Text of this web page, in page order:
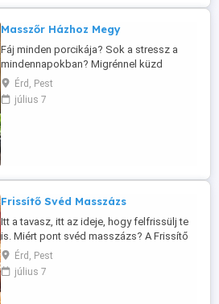
Masszőr Házhoz Megy
Fáj minden porcikája? Sok a stressz a
mindennapokban? Migrénnel küzd
rendszeresen? Szeretne masszíroztatni,
de nem jut el masszázs szalonba?
Természetesen van lehetőség, hogy az
Érd, Pest
július 7
Frissítő Svéd Masszázs
Itt a tavasz, itt az ideje, hogy felfrissülj te
is. Miért pont svéd masszázs? A Frissítő
masszázs jellemzői: A kezelés célja az
általános frissítés, vagyis, hogy javuljon
az izmokban a keringés és ezáltal jobb
Érd, Pest
július 7